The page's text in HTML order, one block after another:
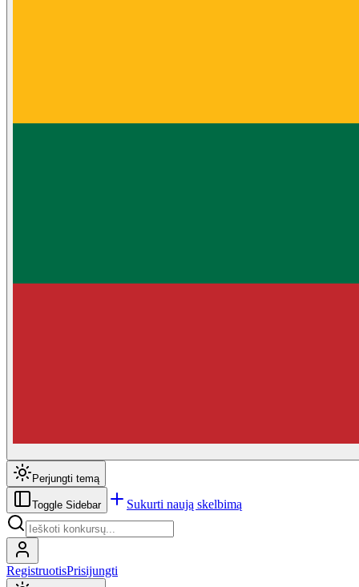
Perjungti temą
Toggle Sidebar Sukurti naują skelbimą
RegistruotisPrisijungti